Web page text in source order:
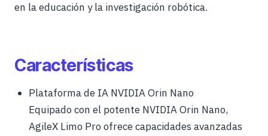
en la educación y la investigación robótica.
Características
Plataforma de IA NVIDIA Orin Nano
Equipado con el potente NVIDIA Orin Nano,
AgileX Limo Pro ofrece capacidades avanzadas